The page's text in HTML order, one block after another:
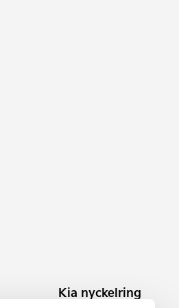
Kia nyckelring